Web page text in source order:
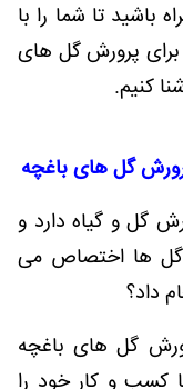
باشید تا شما را با
پرورش گل های
کنیم.
گل های باغچه
گل و گیاه دارد و
گل ها اختصاص می
داد؟
گل های باغچه
کسب و کار خود را